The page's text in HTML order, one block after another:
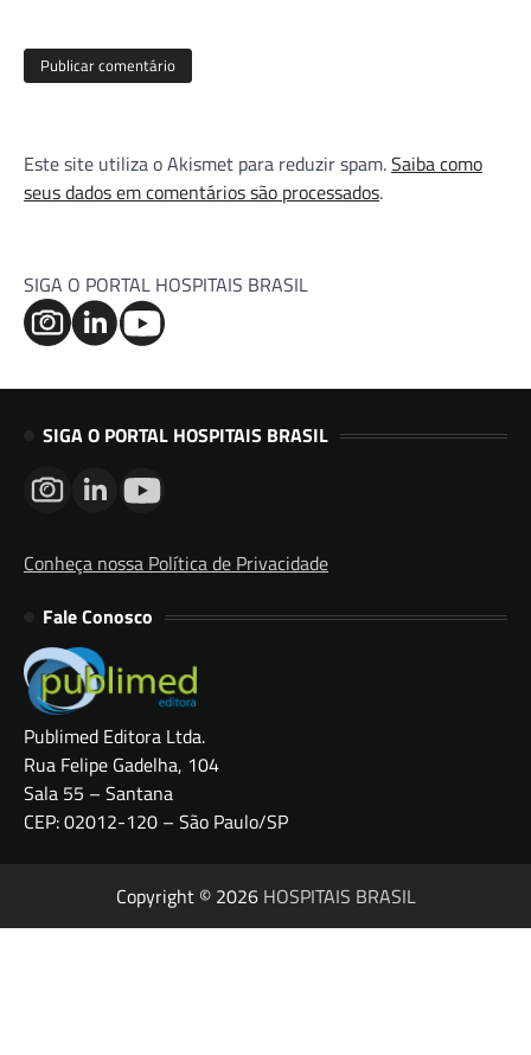
Este site utiliza o Akismet para reduzir spam.Saiba como
seus dados em comentários são processados.
SIGA O PORTAL HOSPITAIS BRASIL
SIGA O PORTAL HOSPITAIS BRASIL
Conheça nossa Política de Privacidade
Fale Conosco
Publimed Editora Ltda.
Rua Felipe Gadelha, 104
Sala 55 – Santana
CEP: 02012-120 – São Paulo/SP
Copyright © 2026 HOSPITAIS BRASIL